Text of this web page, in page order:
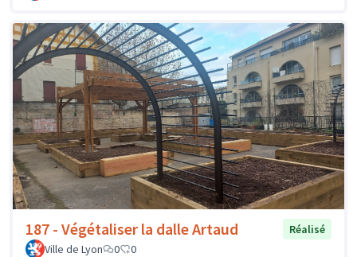
187 - Végétaliser la dalle Artaud
Réalisé
Ville de Lyon
0 0